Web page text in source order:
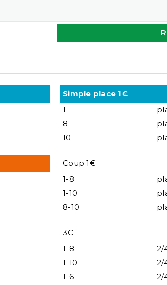
Simple place 1€
1
8
10
Coup 1€
1-8
1-10
8-10
3€
1-8
2/
1-10
2/
1-6
2/